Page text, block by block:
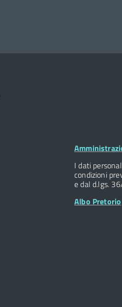
Footer
I dati
condizioni
e dal d.lgs.
Albo Pretorio